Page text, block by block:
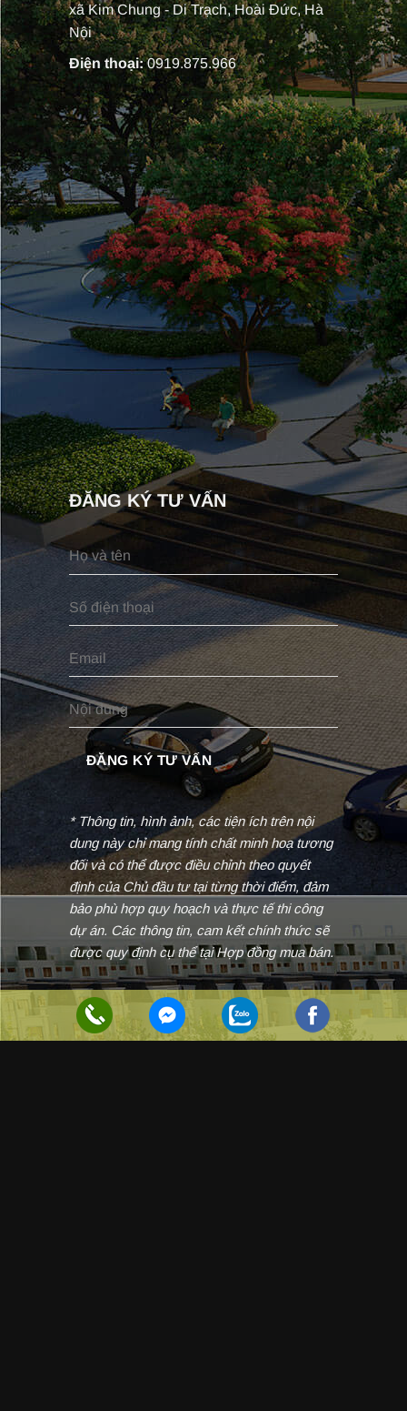
xã Kim Chung - Di Trạch, Hoài Đức, Hà
Nội
Điện thoại:0919.875.966
ĐĂNG KÝ TƯ VẤN
* Thông tin, hình ảnh, các tiện ích trên nội
dung này chỉ mang tính chất minh hoạ tương
đối và có thể được điều chỉnh theo quyết
định của Chủ đầu tư tại từng thời điểm, đảm
bảo phù hợp quy hoạch và thực tế thi công
dự án. Các thông tin, cam kết chính thức sẽ
được quy định cụ thể tại Hợp đồng mua bán.